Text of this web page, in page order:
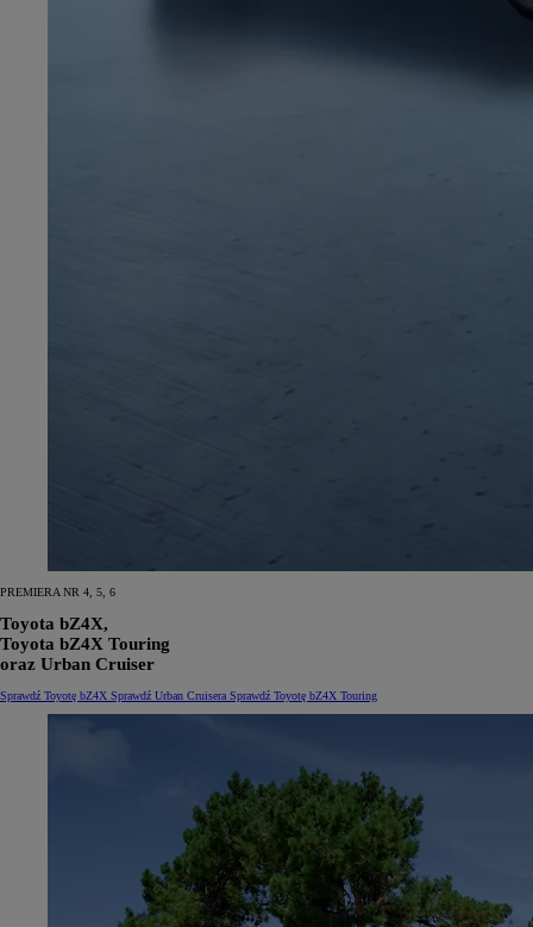
PREMIERA NR 4, 5, 6
Toyota bZ4X,
Toyota bZ4X Touring
oraz Urban Cruiser
Sprawdź Toyotę bZ4X Sprawdź Urban Cruisera Sprawdź Toyotę bZ4X Touring